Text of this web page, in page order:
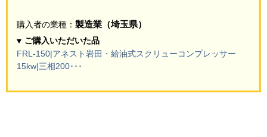
購入者の業種： 製造業（埼玉県）
ご購入いただいた品
FRL-150|アネスト岩田・給油式スクリューコンプレッサー
15kw|三相200･･･